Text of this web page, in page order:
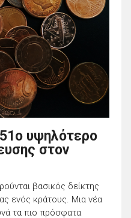
υψηλότερο
στον
βασικός δείκτης
ενός κράτους. Mια νέα
τα πιο πρόσφατα